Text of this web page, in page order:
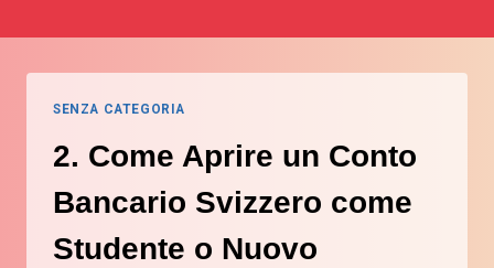
SENZA CATEGORIA
2. Come Aprire un Conto
Bancario Svizzero come
Studente o Nuovo